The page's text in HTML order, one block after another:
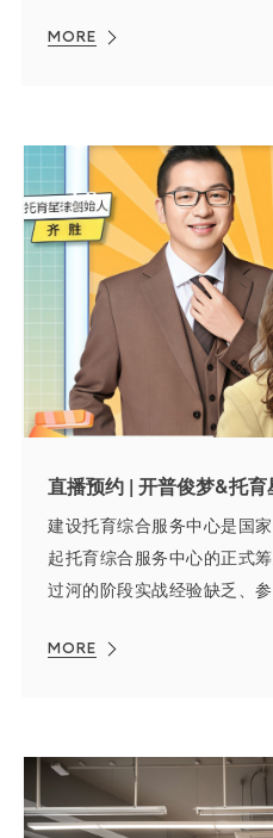
MORE
建设托育综合服务中心是国
起托育综合服务中心的正式
过河的阶段实战经验缺乏、
MORE